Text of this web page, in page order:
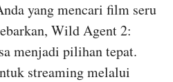
yang mencari film seru
Wild Agent 2:
menjadi pilihan tepat.
streaming melalui